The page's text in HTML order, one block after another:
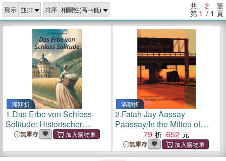
顯示 排序 共 2 筆
第 1 / 1 頁
滿額折
1.Das Erbe von Schloss
Solitude: Historischer
Roman
無庫存
滿額折
2.Fatah Jay Aassay
Paassay/In the Milieu of
Fatah Halepoto
79 652
無庫存